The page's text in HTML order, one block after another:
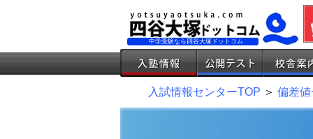
中学受験なら四谷大塚ドットコム
入試情報センターTOP ＞ 偏差